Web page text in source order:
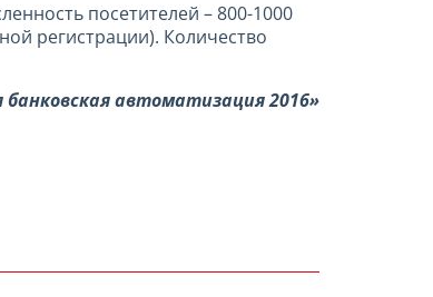
посетителей – 800-1000
регистрации). Количество
автоматизация 2016»